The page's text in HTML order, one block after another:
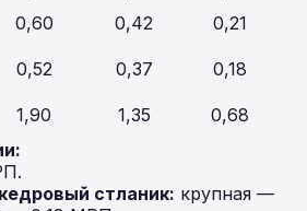
0,60 0,42
0,21
0,52 0,37
0,18
1,90 1,35
0,68
стланик: крупная —